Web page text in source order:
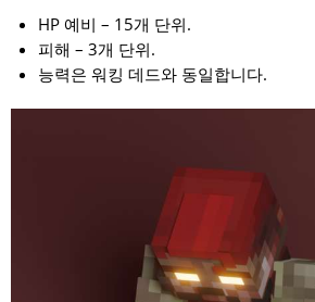
HP 예비 – 15개 단위.
피해 – 3개 단위.
능력은 워킹 데드와 동일합니다.